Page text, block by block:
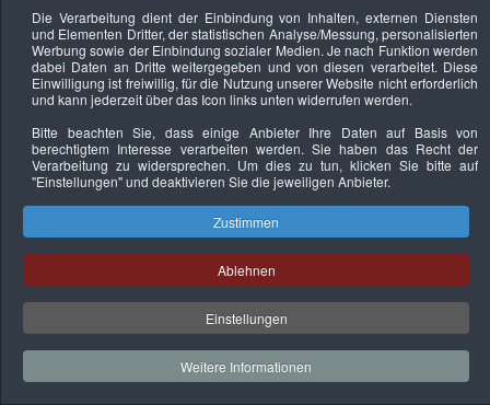
Keine Termine
Datenschutzerklärung Urheberrechtsnachweise Nachhaltigkeit
Copyright © 2026. Bundesverband Deutscher
Sachverständiger und Fachgutachter e.V..
Die Verarbeitung dient der Einbindung von Inhalten, externen Diensten
und Elementen Dritter, der statistischen Analyse/Messung, personalisierten
Werbung sowie der Einbindung sozialer Medien. Je nach Funktion werden
dabei Daten an Dritte weitergegeben und von diesen verarbeitet. Diese
Einwilligung ist freiwillig, für die Nutzung unserer Website nicht erforderlich
und kann jederzeit über das Icon links unten widerrufen werden.
Bitte beachten Sie, dass einige Anbieter Ihre Daten auf Basis von
berechtigtem Interesse verarbeiten werden. Sie haben das Recht der
Verarbeitung zu widersprechen. Um dies zu tun, klicken Sie bitte auf
"Einstellungen"und deaktivieren Sie die jeweiligen Anbieter.
Zustimmen
Ablehnen
Einstellungen
Weitere Informationen